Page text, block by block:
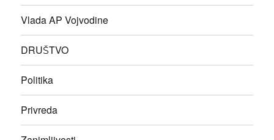
Vlada AP Vojvodine
DRUŠTVO
Politika
Privreda